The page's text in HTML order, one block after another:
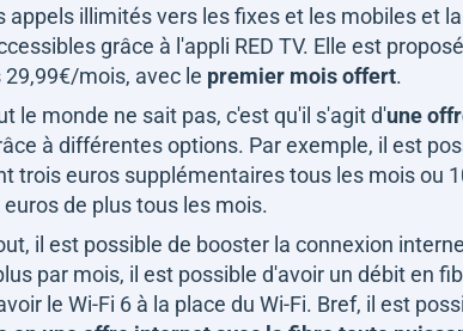
appels illimités vers les fixes et les mobiles et
grâce à l'appli RED TV. Elle est
29,99€/mois, avec le premier mois offert.
le monde ne sait pas, c'est qu'il s'agit d'une
à différentes options. Par exemple, il est
trois euros supplémentaires tous les mois ou
de plus tous les mois.
il est possible de booster la connexion
par mois, il est possible d'avoir un débit en
le Wi-Fi 6 à la place du Wi-Fi. Bref, il est